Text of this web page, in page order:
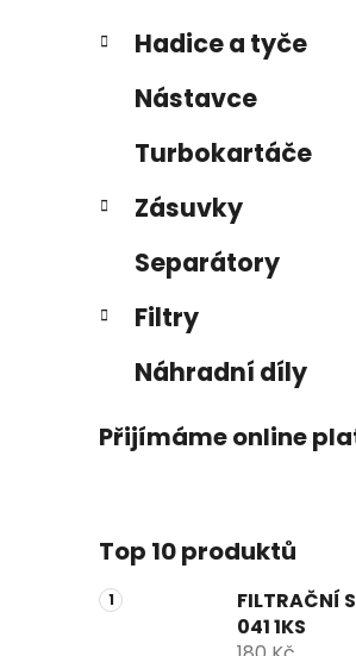
n
í
l
Hadice a tyče
Nástavce
Turbokartáče
Zásuvky
Separátory
Filtry
Náhradní díly
Přijímáme online
Top 10 produktů
FILTRAČNÍ
041 1KS